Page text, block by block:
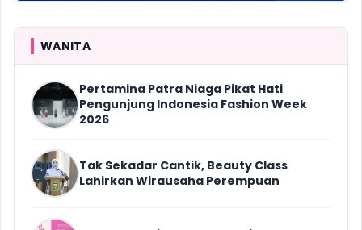
WANITA
Pertamina Patra Niaga Pikat Hati
Pengunjung Indonesia Fashion Week
2026
Tak Sekadar Cantik, Beauty Class
Lahirkan Wirausaha Perempuan